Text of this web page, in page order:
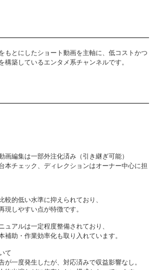
もとにしたショート動画を主軸に、低コストかつ
構築しているエンタメ系チャンネルです。
画編集は一部外注化済み（引き継ぎ可能）
ック、ディレクションはオーナー中心に担
較的低い水準に抑えられており、
現しやすい点が特徴です。
ュアルは一定程度整備されており、
補助・作業効率化も取り入れています。
て
が一度発生したが、対応済みで収益影響なし。